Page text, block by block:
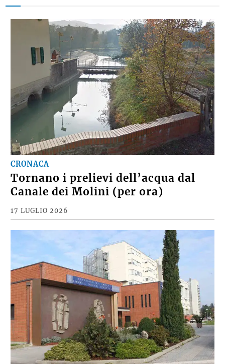
CRONACA
Tornano i prelievi dell’acqua dal
Canale dei Molini (per ora)
17 LUGLIO 2026